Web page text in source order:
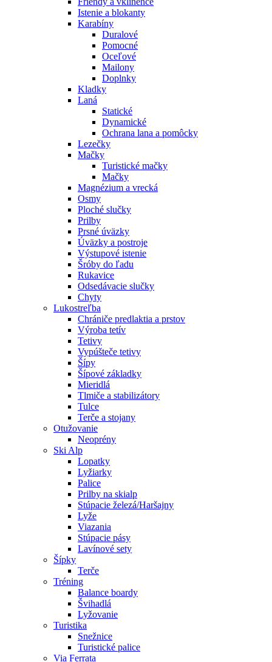
Istenie a blokanty
Karabíny
Duralové
Pomocné
Oceľové
Mailony
Doplnky
Kladky
Laná
Statické
Dynamické
Ochrana lana a pomôcky
Lezečky
Mačky
Turistické mačky
Mačky
Magnézium a vrecká
Osmy
Ploché slučky
Prilby
Prsné úväzky
Úväzky a postroje
Výstupové istenie
Šróby do ľadu
Rukavice
Odsedávacie slučky
Chyty
Lukostreľba
Chrániče predlaktia a prstov
Výroba tetív
Tetivy
Vypúšteče tetivy
Šípy
Šípové základky
Mieridlá
Tlmiče a stabilizátory
Tulce
Terče a stojany
Otužovanie
Neoprény
Ski Alp
Lopatky
Lyžiarky
Palice
Prilby na skialp
Stúpacie železá/Haršajny
Lyže
Viazania
Stúpacie pásy
Lavínové sety
Šípky
Terče
Tréning
Balance boardy
Švihadlá
Lyžovanie
Turistika
Snežnice
Turistické palice
Via Ferrata